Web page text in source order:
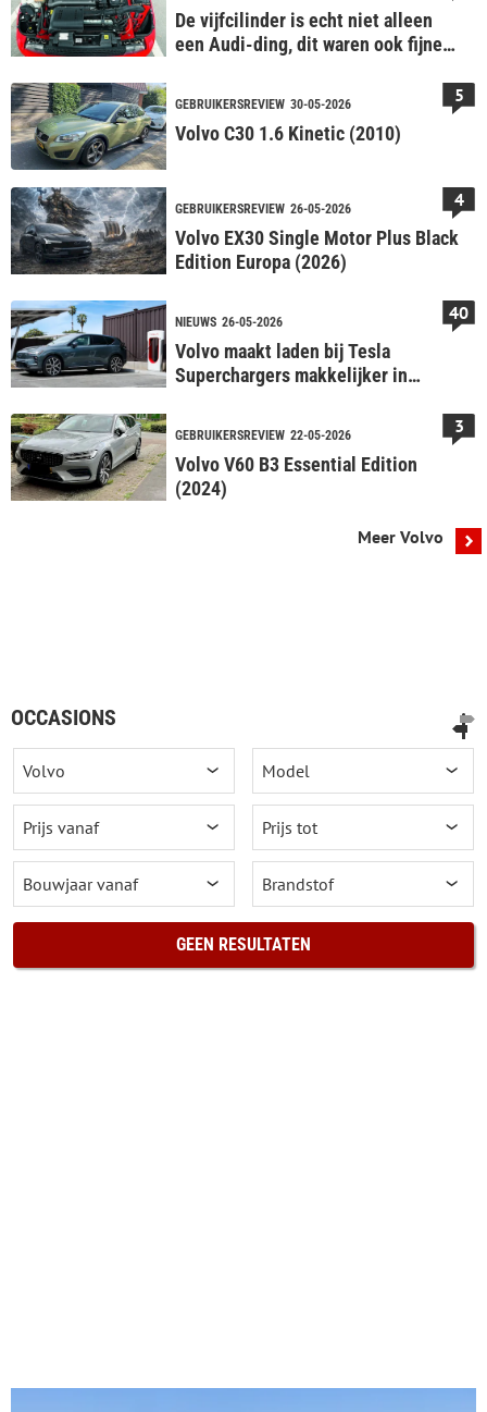
De vijfcilinder is echt niet alleen
een Audi-ding, dit waren ook fijne
GEBRUIKERSREVIEW 30-05-2026
Volvo C30 1.6 Kinetic (2010)
5
GEBRUIKERSREVIEW 26-05-2026
Volvo EX30 Single Motor Plus Black
Edition Europa (2026)
4
NIEUWS 26-05-2026
Volvo maakt laden bij Tesla
Superchargers makkelijker in
40
GEBRUIKERSREVIEW 22-05-2026
Volvo V60 B3 Essential Edition
(2024)
3
Meer Volvo
OCCASIONS
GEEN RESULTATEN